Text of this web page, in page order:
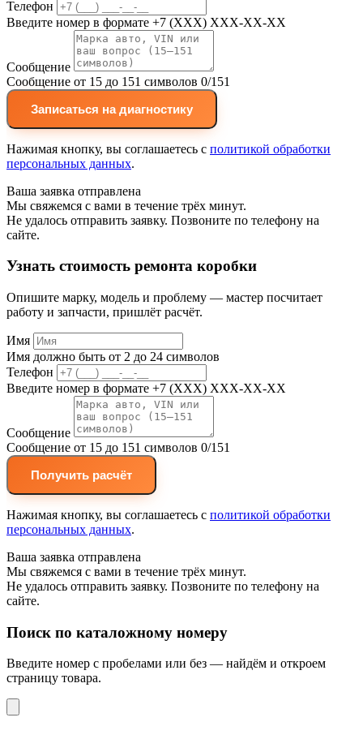
Телефон
Введите номер в формате +7 (XXX) XXX-XX-XX
Сообщение
Сообщение от 15 до 151 символов 0/151
Записаться на диагностику
Нажимая кнопку, вы соглашаетесь с политикой обработки
персональных данных.
Ваша заявка отправлена
Мы свяжемся с вами в течение трёх минут.
Не удалось отправить заявку. Позвоните по телефону на
сайте.
Узнать стоимость ремонта коробки
Опишите марку, модель и проблему — мастер посчитает
работу и запчасти, пришлёт расчёт.
Имя
Имя должно быть от 2 до 24 символов
Телефон
Введите номер в формате +7 (XXX) XXX-XX-XX
Сообщение
Сообщение от 15 до 151 символов 0/151
Получить расчёт
Нажимая кнопку, вы соглашаетесь с политикой обработки
персональных данных.
Ваша заявка отправлена
Мы свяжемся с вами в течение трёх минут.
Не удалось отправить заявку. Позвоните по телефону на
сайте.
Поиск по каталожному номеру
Введите номер с пробелами или без — найдём и откроем
страницу товара.